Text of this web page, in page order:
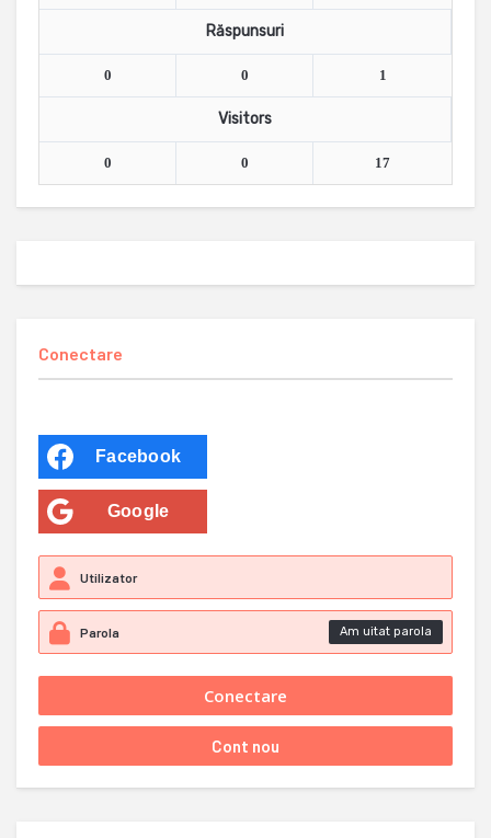
Răspunsuri
0 0 1
Visitors
0 0 17
Conectare
Facebook
Google
Am uitat parola